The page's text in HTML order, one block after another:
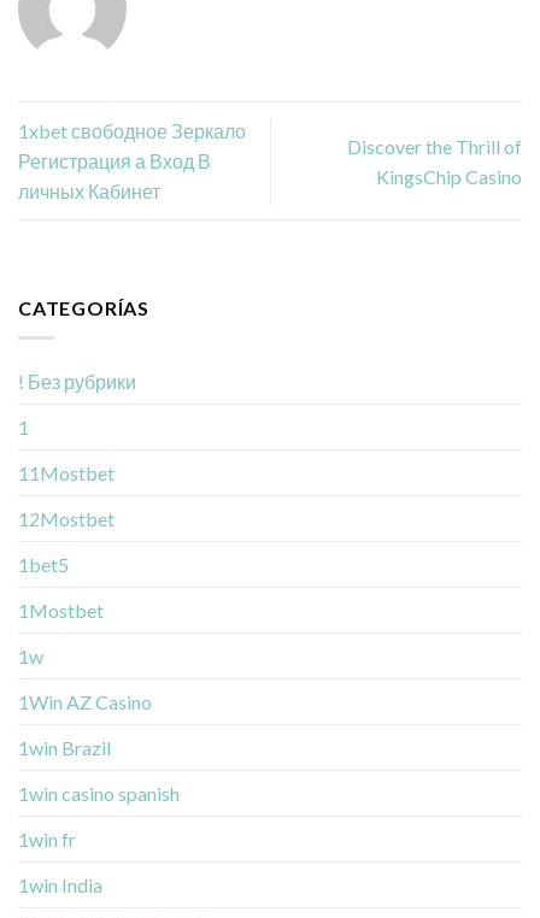
1xbet свободное Зеркало
Регистрация а Вход В
личных Кабинет
Discover the Thrill of
KingsChip Casino
CATEGORÍAS
! Без рубрики
1
11Mostbet
12Mostbet
1bet5
1Mostbet
1w
1Win AZ Casino
1win Brazil
1win casino spanish
1win fr
1win India